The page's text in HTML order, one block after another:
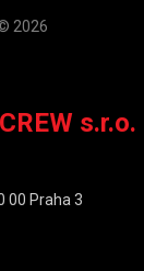
2026
s.r.o.
00 Praha 3